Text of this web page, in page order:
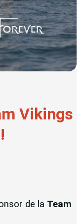
Vikings
de la Team